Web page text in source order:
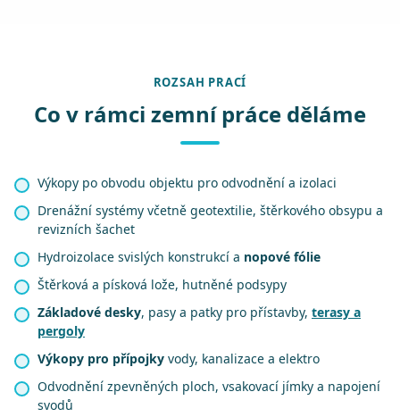
ROZSAH PRACÍ
Co v rámci zemní práce děláme
Výkopy po obvodu objektu pro odvodnění a izolaci
Drenážní systémy včetně geotextilie, štěrkového obsypu a
revizních šachet
Hydroizolace svislých konstrukcí a nopové fólie
Štěrková a písková lože, hutněné podsypy
Základové desky, pasy a patky pro přístavby, terasy a
pergoly
Výkopy pro přípojky vody, kanalizace a elektro
Odvodnění zpevněných ploch, vsakovací jímky a napojení
svodů